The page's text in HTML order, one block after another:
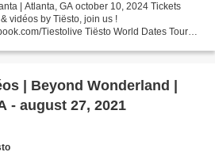
| Atlanta, GA october 10, 2024 Tickets
vidéos by Tiësto, join us !
Tiestolive Tiësto World Dates Tour
| Beyond Wonderland |
- august 27, 2021